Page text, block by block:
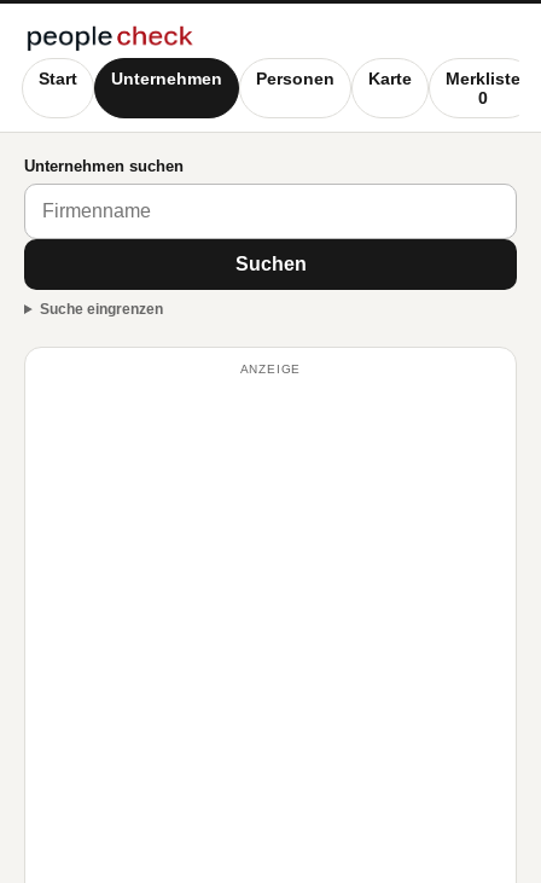
Start Unternehmen Personen Karte
Merkliste
0
Unternehmen suchen
Suchen
Suche eingrenzen
ANZEIGE